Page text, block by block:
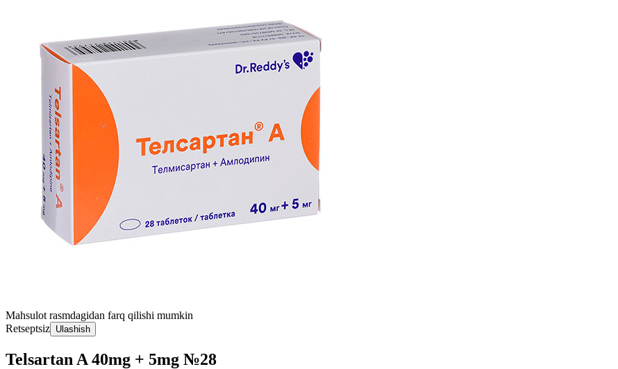
Mahsulot rasmdagidan farq qilishi mumkin
Retseptsiz Ulashish
Telsartan A 40mg + 5mg №28